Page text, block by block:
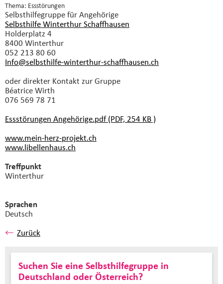
Thema: Essstörungen
Selbsthilfegruppefür Angehörige
Selbsthilfe Winterthur Schaffhausen
Holderplatz 4
8400 Winterthur
052 213 80 60
Info@selbsthilfe-winterthur-schaffhausen.ch
oder direkter Kontakt zur Gruppe
Béatrice Wirth
076 569 78 71
Essstörungen Angehörige.pdf (PDF, 254 KB )
www.mein-herz-projekt.ch
www.libellenhaus.ch
Treffpunkt
Winterthur
Sprachen
Deutsch
Zurück
Suchen Sie eine Selbsthilfegruppe in
Deutschland oder Österreich?